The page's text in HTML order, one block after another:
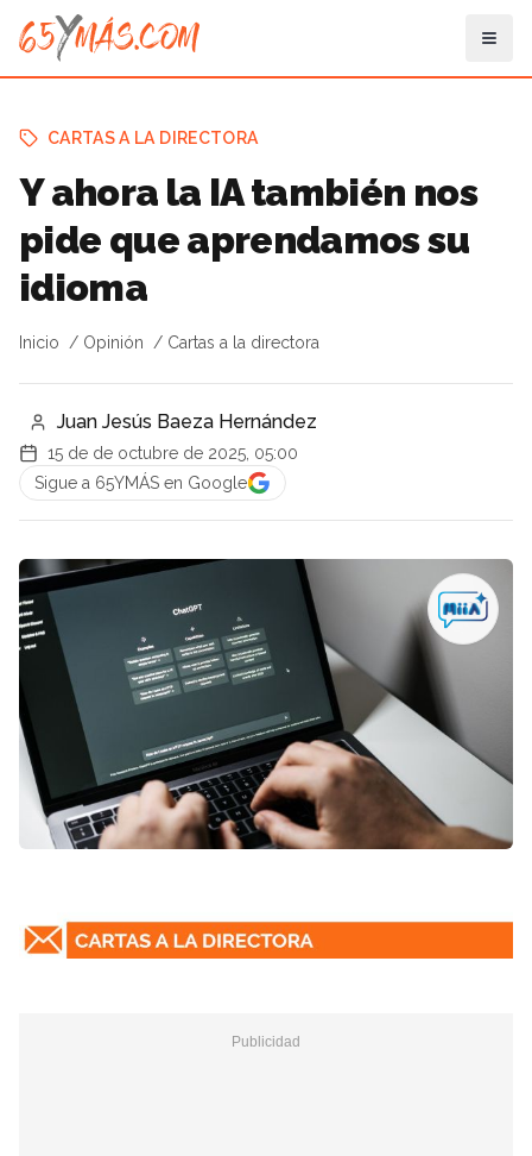
CARTAS A LA DIRECTORA
Y ahora la IA también nos
pide que aprendamos su
idioma
Inicio Opinión Cartas a la directora
Juan Jesús Baeza Hernández
15 de de octubre de 2025, 05:00
Sigue a 65YMÁS en Google